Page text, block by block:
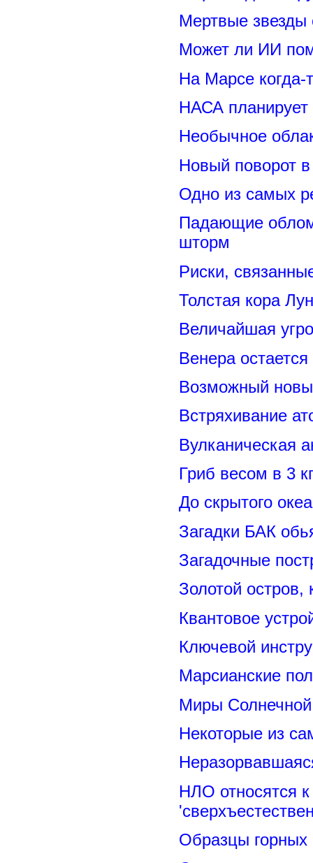
Мертвые звезды
Может ли ИИ
На Марсе когда-
НАСА
Необычное
Новый поворот
Одно из самых
Падающие
шторм
Риски,
Толстая кора
Величайшая
Венера
Возможный
Встряхивание
Вулканическая
Гриб весом в 3
До скрытого
Загадки БАК
Загадочные
Золотой остров,
Квантовое
Ключевой
Марсианские
Миры
Некоторые из
НЛО относятся к
Образцы горных